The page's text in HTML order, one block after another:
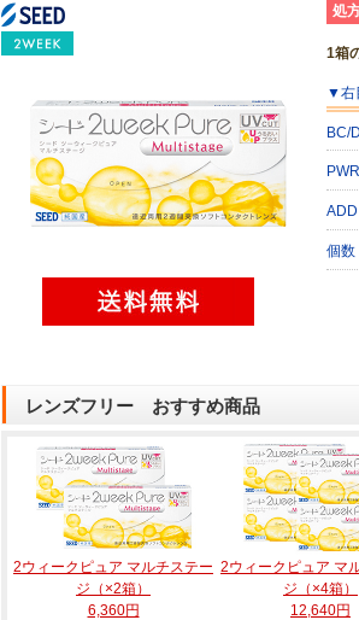
処
1箱
▼右
BC/
PWR
ADD
個数
レンズフリー おすすめ商品
2ウィークピュア マルチステー
ジ（×2箱）
6,360円
2ウィークピュア マ
ジ（×4箱）
12,640円